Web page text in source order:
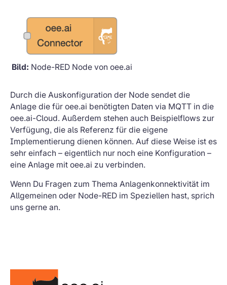
Bild: Node-RED Node von oee.ai
Durch die Auskonfiguration der Node sendet die
Anlage die für oee.ai benötigten Daten via MQTT in die
oee.ai-Cloud. Außerdem stehen auch Beispielflows zur
Verfügung, die als Referenz für die eigene
Implementierung dienen können. Auf diese Weise ist es
sehr einfach – eigentlich nur noch eine Konfiguration –
eine Anlage mit oee.ai zu verbinden.
Wenn Du Fragen zum Thema Anlagenkonnektivität im
Allgemeinen oder Node-RED im Speziellen hast, sprich
uns gerne an.